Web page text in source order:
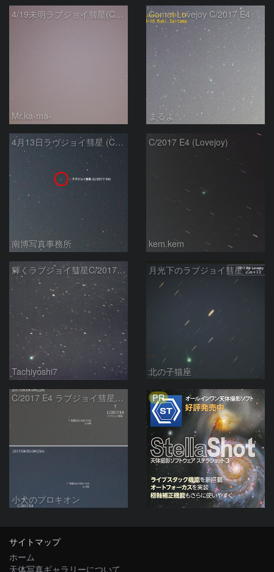
4/19未明ラブジョイ彗星(C/2017E4)とM31
Mr.ka-ma-
Comet Lovejoy C/2017 E4
まるよ
4月13日ラヴジョイ彗星 (C/2017 E4)
南博写真事務所
C/2017 E4 (Lovejoy)
kem.kem
輝くラブジョイ彗星C/2017E4
Tachiyoshi7
月光下のラブジョイ彗星 2017E4 Lovejoy
北の子猫座
C/2017 E4 ラブジョイ彗星の動き
小犬のプロキオン
PR
サイトマップ
ホーム
天体写真ギャラリーについて